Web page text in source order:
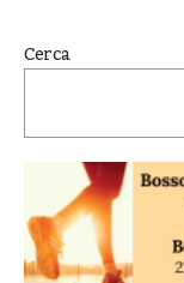
Cerca